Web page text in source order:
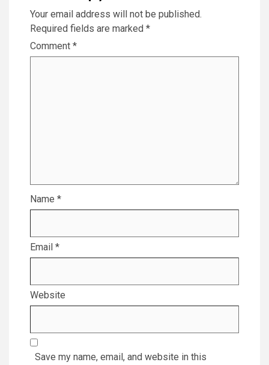
Your email address will not be published.
Required fields are marked *
Comment *
Name *
Email *
Website
Save my name, email, and website in this